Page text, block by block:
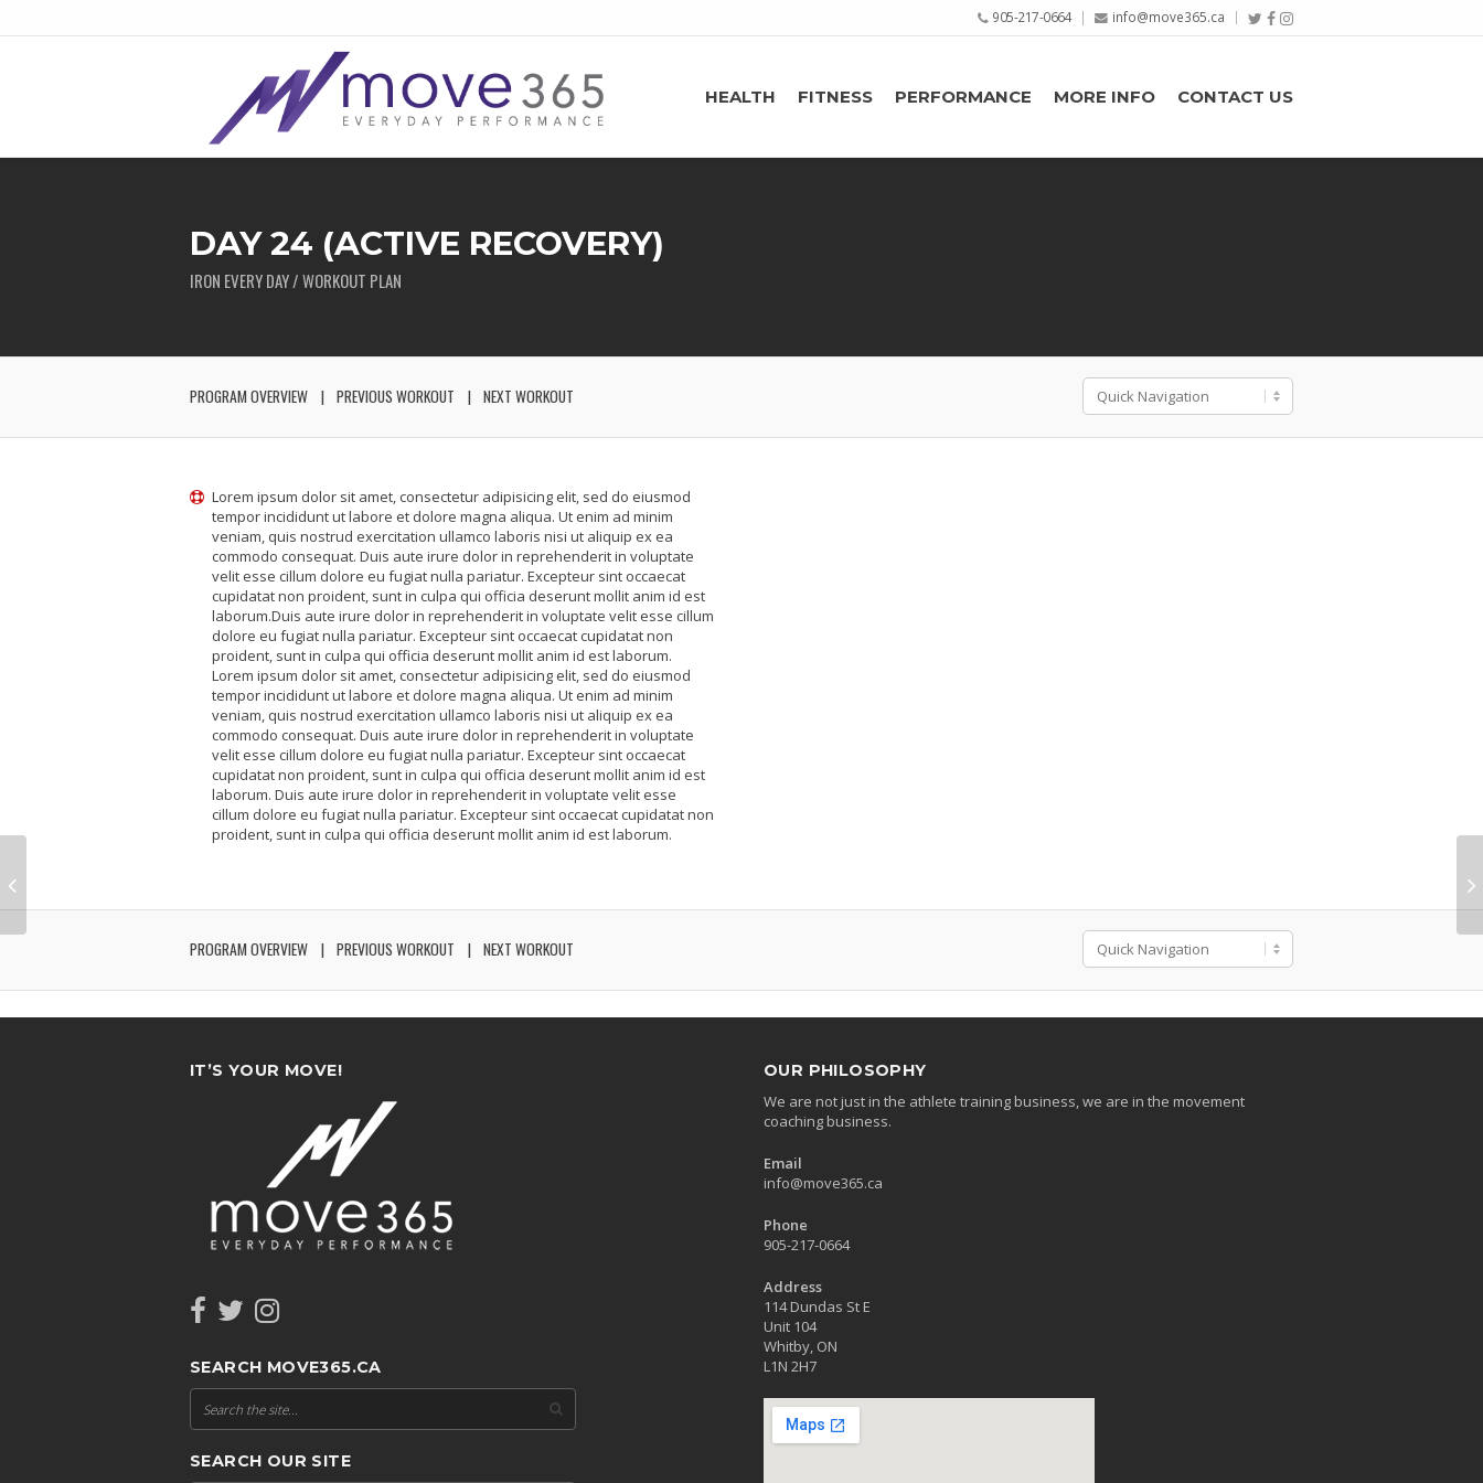
905-217-0664 info@move365.ca
HEALTH FITNESS PERFORMANCE MORE INFO CONTACT US
DAY 24 (ACTIVE RECOVERY)
IRON EVERY DAY / WORKOUT PLAN
PROGRAM OVERVIEW PREVIOUS WORKOUT NEXT WORKOUT
Lorem ipsum dolor sit amet, consectetur adipisicing elit, sed do eiusmod
tempor incididunt ut labore et dolore magna aliqua. Ut enim ad minim
veniam, quis nostrud exercitation ullamco laboris nisi ut aliquip ex ea
commodo consequat. Duis aute irure dolor in reprehenderit in voluptate
velit esse cillum dolore eu fugiat nulla pariatur. Excepteur sint occaecat
cupidatat non proident, sunt in culpa qui officia deserunt mollit anim id est
laborum.Duis aute irure dolor in reprehenderit in voluptate velit esse cillum
dolore eu fugiat nulla pariatur. Excepteur sint occaecat cupidatat non
proident, sunt in culpa qui officia deserunt mollit anim id est laborum.
Lorem ipsum dolor sit amet, consectetur adipisicing elit, sed do eiusmod
tempor incididunt ut labore et dolore magna aliqua. Ut enim ad minim
veniam, quis nostrud exercitation ullamco laboris nisi ut aliquip ex ea
commodo consequat. Duis aute irure dolor in reprehenderit in voluptate
velit esse cillum dolore eu fugiat nulla pariatur. Excepteur sint occaecat
cupidatat non proident, sunt in culpa qui officia deserunt mollit anim id est
laborum. Duis aute irure dolor in reprehenderit in voluptate velit esse
cillum dolore eu fugiat nulla pariatur. Excepteur sint occaecat cupidatat non
proident, sunt in culpa qui officia deserunt mollit anim id est laborum.
PROGRAM OVERVIEW PREVIOUS WORKOUT NEXT WORKOUT
IT’S YOUR MOVE!
SEARCH MOVE365.CA
SEARCH OUR SITE
OUR PHILOSOPHY
We are not just in the athlete training business, we are in the movement
coaching business.
Email
info@move365.ca
Phone
905-217-0664
Address
114 Dundas St E
Unit 104
Whitby, ON
L1N 2H7